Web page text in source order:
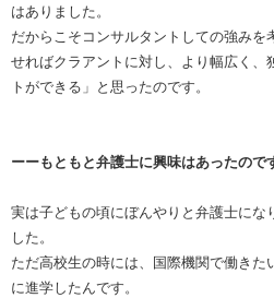
はありました。
だからこそコンサルタントしての強みを
せればクラアントに対し、より幅広く、
トができる」と思ったのです。
ーーもともと弁護士に興味はあったので
実は子どもの頃にぼんやりと弁護士にな
した。
ただ高校生の時には、国際機関で働き
に進学したんです。